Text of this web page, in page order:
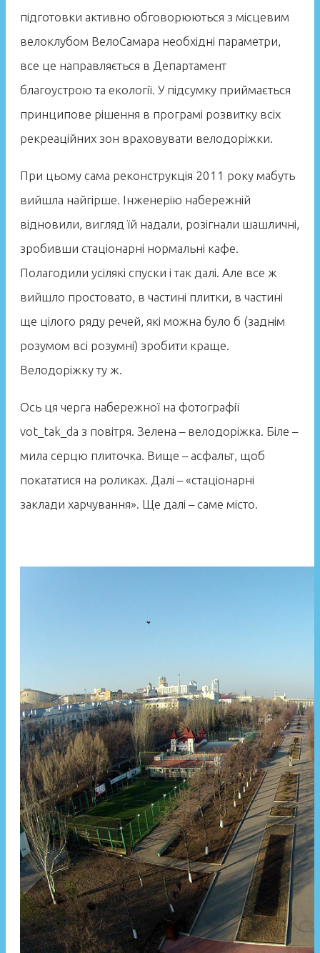
підготовки активно обговорюються з місцевим
велоклубом ВелоСамара необхідні параметри,
все це направляється в Департамент
благоустрою та екології. У підсумку приймається
принципове рішення в програмі розвитку всіх
рекреаційних зон враховувати велодоріжки.
При цьому сама реконструкція 2011 року мабуть
вийшла найгірше. Інженерію набережній
відновили, вигляд їй надали, розігнали шашличні,
зробивши стаціонарні нормальні кафе.
Полагодили усілякі спуски і так далі. Але все ж
вийшло простовато, в частині плитки, в частині
ще цілого ряду речей, які можна було б (заднім
розумом всі розумні) зробити краще.
Велодоріжку ту ж.
Ось ця черга набережної на фотографії
vot_tak_da з повітря. Зелена – велодоріжка. Біле –
мила серцю плиточка. Вище – асфальт, щоб
покататися на роликах. Далі – «стаціонарні
заклади харчування». Ще далі – саме місто.